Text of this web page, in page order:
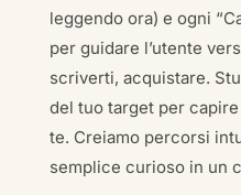
leggendo ora) e ogni
per guidare l’utente
scriverti, acquistare.
del tuo target per
te. Creiamo percorsi
semplice curioso in un